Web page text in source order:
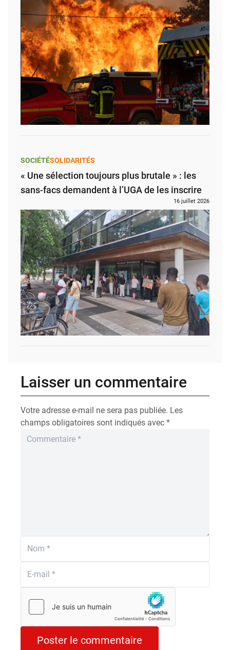
SOCIÉTÉSOLIDARITÉS
« Une sélection toujours plus brutale » : les
sans-facs demandent à l’UGA de les inscrire
16 juillet 2026
Laisser un commentaire
Votre adresse e-mail ne sera pas publiée. Les
champs obligatoires sont indiqués avec *